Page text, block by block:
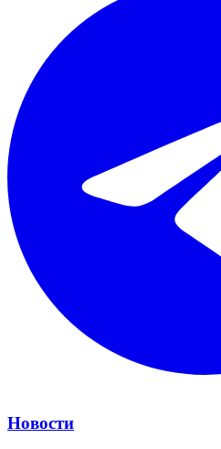
Новости